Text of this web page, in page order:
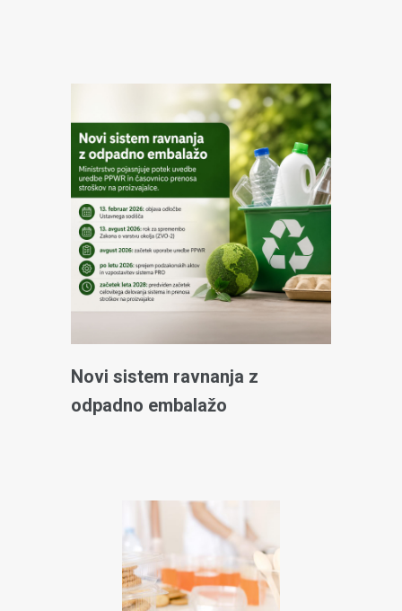
Novi sistem ravnanja z
odpadno embalažo